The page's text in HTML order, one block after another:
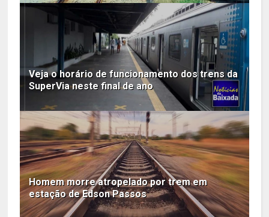
Veja o horário de funcionamento dos trens da
SuperVia neste final de ano
Homem morre atropelado por trem em
estação de Edson Passos